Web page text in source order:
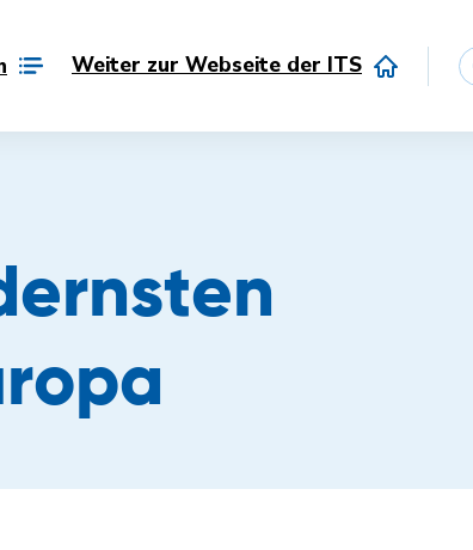
Weiter zur Webseite der ITS